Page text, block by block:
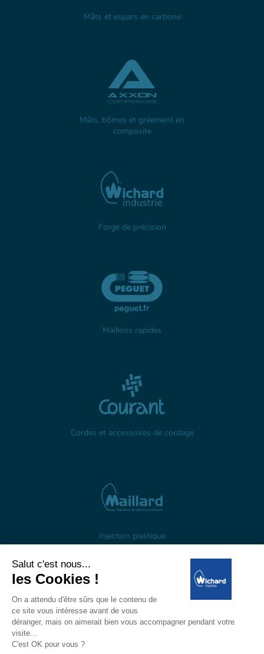
Mâts et espars en carbone
Mâts, bômes et gréement en
composite
Forge de précision
Maillons rapides
Cordes et accessoires de cordage
Injection plastique
À propos Gestion des cookies
Mentions légales
Données personnelles
Wichard, 1 ZI de Felet, CS 50085, 63307 Thiers, France